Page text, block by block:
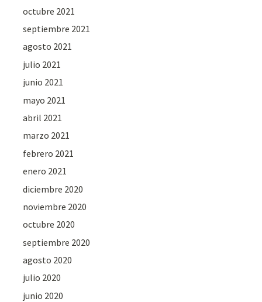
octubre 2021
septiembre 2021
agosto 2021
julio 2021
junio 2021
mayo 2021
abril 2021
marzo 2021
febrero 2021
enero 2021
diciembre 2020
noviembre 2020
octubre 2020
septiembre 2020
agosto 2020
julio 2020
junio 2020